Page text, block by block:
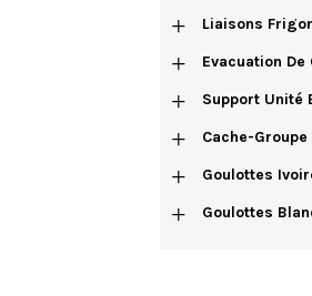
+ Liaisons
+ Evacuation De
+ Support Unité
+ Cache-Groupe
+ Goulottes
+ Goulottes